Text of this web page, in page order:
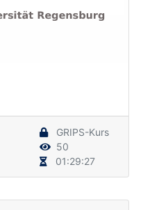
GRIPS-Kurs
50
01:29:27